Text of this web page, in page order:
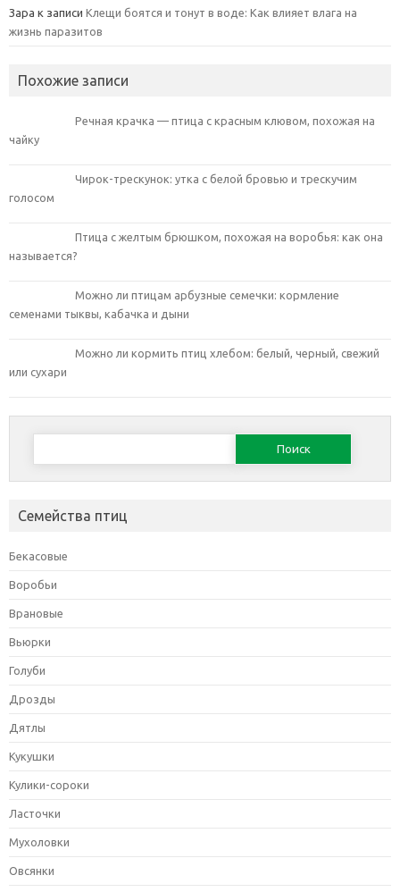
Зара к записи Клещи боятся и тонут в воде: Как влияет влага на
жизнь паразитов
Похожие записи
Речная крачка — птица с красным клювом, похожая на
чайку
Чирок-трескунок: утка с белой бровью и трескучим
голосом
Птица с желтым брюшком, похожая на воробья: как она
называется?
Можно ли птицам арбузные семечки: кормление
семенами тыквы, кабачка и дыни
Можно ли кормить птиц хлебом: белый, черный, свежий
или сухари
Найти:
Семейства птиц
Бекасовые
Воробьи
Врановые
Вьюрки
Голуби
Дрозды
Дятлы
Кукушки
Кулики-сороки
Ласточки
Мухоловки
Овсянки